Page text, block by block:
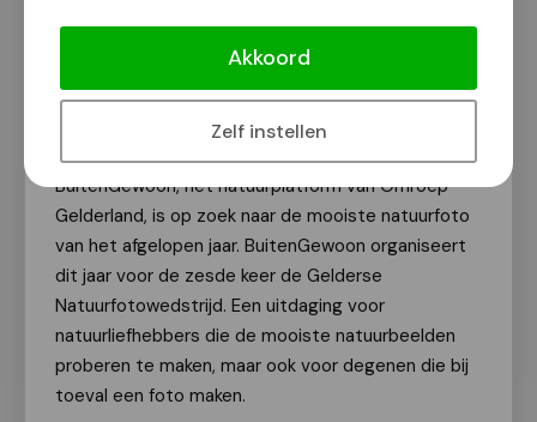
Akkoord
Zelf instellen
Gelderse Natuurfotowedstrijd zoekt
mooiste natuurfoto
Van onze redactie
BuitenGewoon, het natuurplatform van Omroep
Gelderland, is op zoek naar de mooiste natuurfoto
van het afgelopen jaar. BuitenGewoon organiseert
dit jaar voor de zesde keer de Gelderse
Natuurfotowedstrijd. Een uitdaging voor
natuurliefhebbers die de mooiste natuurbeelden
proberen te maken, maar ook voor degenen die bij
toeval een foto maken.